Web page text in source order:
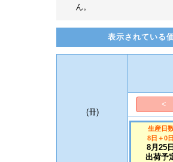
ん。
表示されている
(冊)
<
生産日
8日 ＋0日
8月25日
出荷予